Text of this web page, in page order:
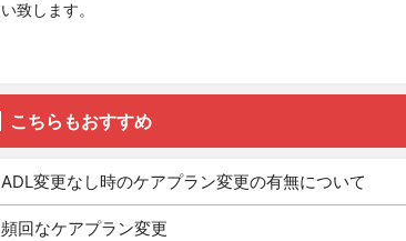
い致します。
こちらもおすすめ
ADL変更なし時のケアプラン変更の有無について
頻回なケアプラン変更